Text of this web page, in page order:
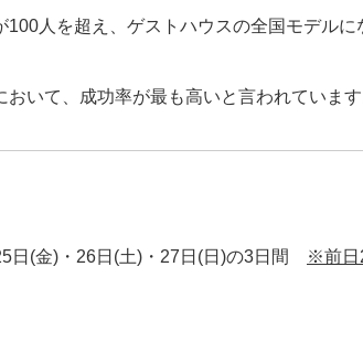
100人を超え、ゲストハウスの全国モデルに
いて、成功率が最も高いと言われています
日(金)・26日(土)・27日(日)の3日間
※前日